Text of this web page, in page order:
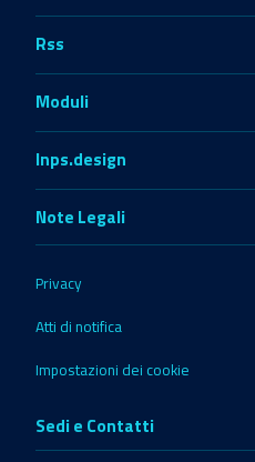
Rss
Moduli
Inps.design
Note Legali
Privacy
Atti di notifica
Impostazioni dei cookie
Sedi e Contatti